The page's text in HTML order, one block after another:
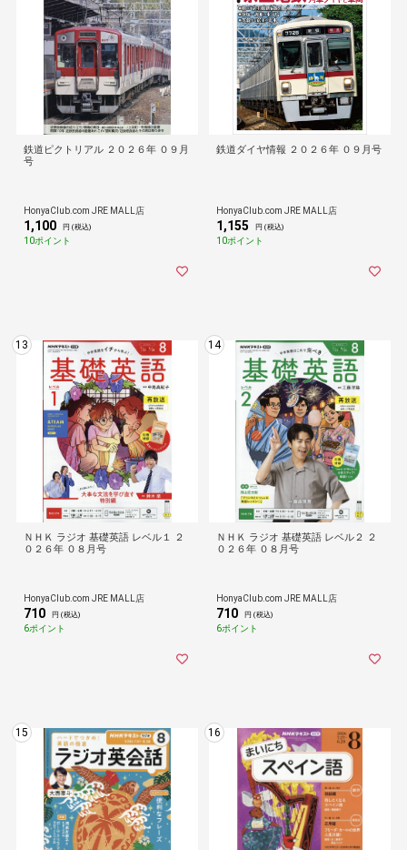
鉄道ピクトリアル ２０２６年 ０９月
号
HonyaClub.com JRE MALL店
1,100 円 (税込)
10ポイント
鉄道ダイヤ情報 ２０２６年 ０９月号
HonyaClub.com JRE MALL店
1,155 円 (税込)
10ポイント
13
ＮＨＫ ラジオ 基礎英語 レベル１ ２
０２６年 ０８月号
HonyaClub.com JRE MALL店
710 円 (税込)
6ポイント
14
ＮＨＫ ラジオ 基礎英語 レベル２ ２
０２６年 ０８月号
HonyaClub.com JRE MALL店
710 円 (税込)
6ポイント
15 16